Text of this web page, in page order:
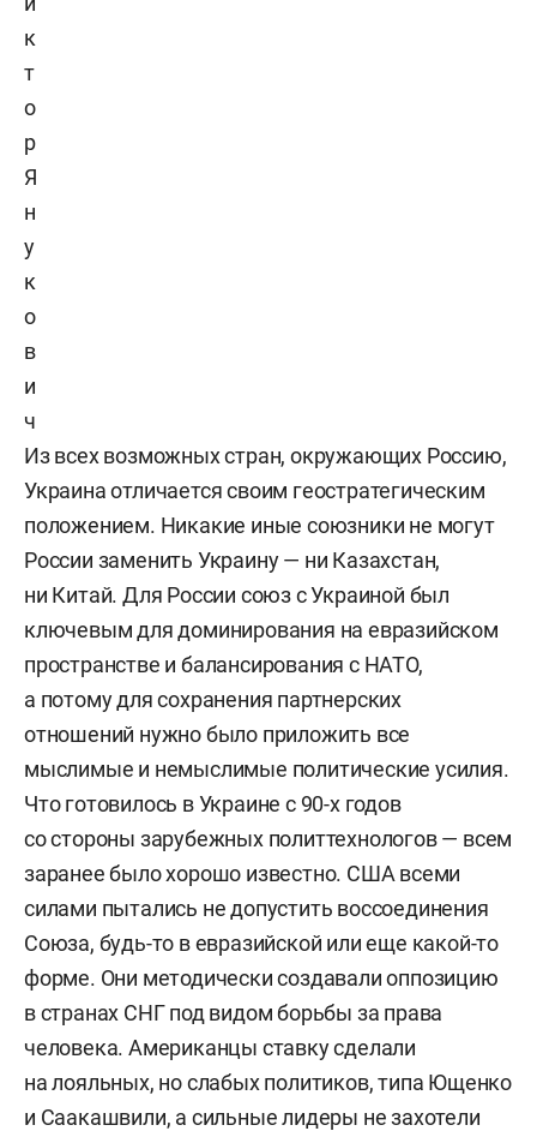
к
т
о
р
Я
н
у
к
о
в
и
ч
Из всех возможных стран, окружающих Россию,
Украина отличается своим геостратегическим
положением. Никакие иные союзники не могут
России заменить Украину — ни Казахстан,
ни Китай. Для России союз с Украиной был
ключевым для доминирования на евразийском
пространстве и балансирования с НАТО,
а потому для сохранения партнерских
отношений нужно было приложить все
мыслимые и немыслимые политические усилия.
Что готовилось в Украине с 90-х годов
со стороны зарубежных политтехнологов — всем
заранее было хорошо известно. США всеми
силами пытались не допустить воссоединения
Союза, будь-то в евразийской или еще какой-то
форме. Они методически создавали оппозицию
в странах СНГ под видом борьбы за права
человека. Американцы ставку сделали
на лояльных, но слабых политиков, типа Ющенко
и Саакашвили, а сильные лидеры не захотели